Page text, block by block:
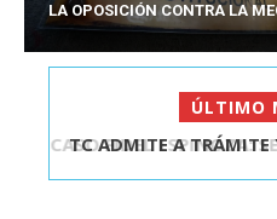
LA OPOSICIÓN CONTRA LA
ÚLTIMO
TC ADMITE A TRÁMITE